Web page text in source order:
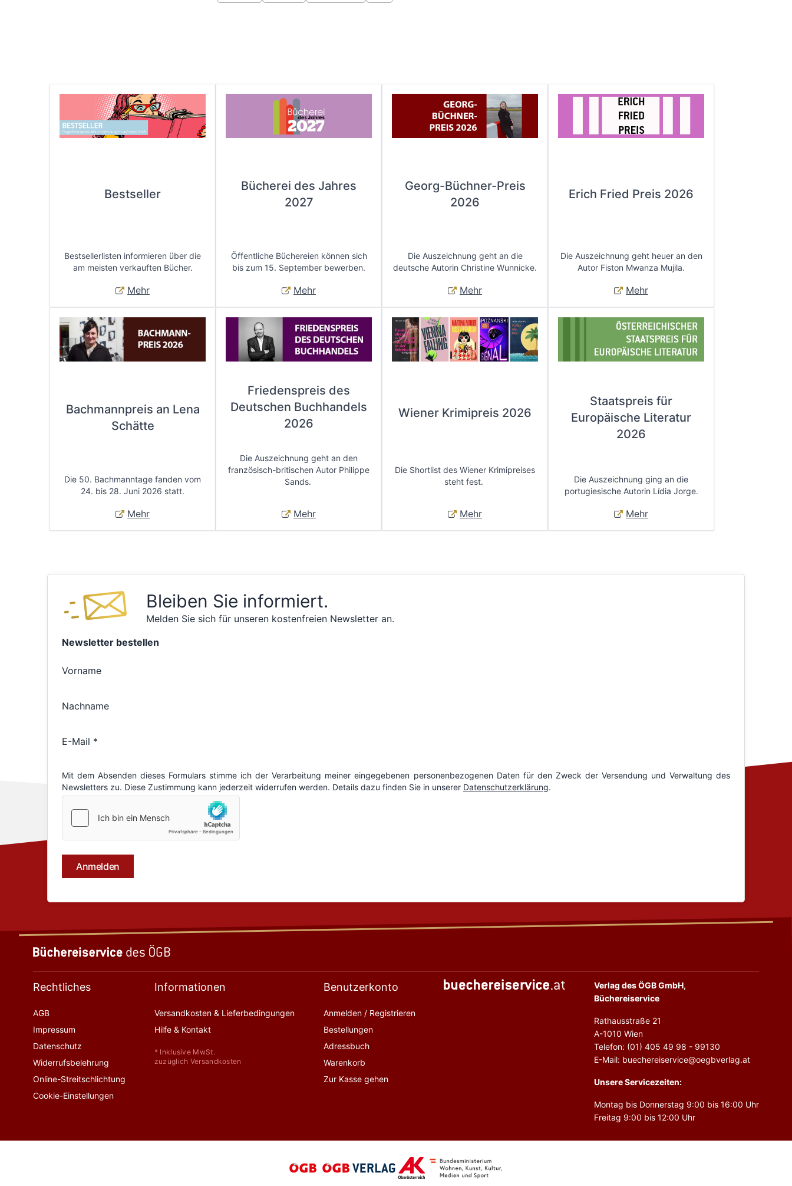
Bestseller
Bestsellerlisten informieren über die
am meisten verkauften Bücher.
Mehr
Bücherei des Jahres
2027
Öffentliche Büchereien können sich
bis zum 15. September bewerben.
Mehr
Georg-Büchner-Preis
2026
Die Auszeichnung geht an die
deutsche Autorin Christine Wunnicke.
Mehr
Erich Fried Preis 2026
Die Auszeichnung geht heuer an den
Autor Fiston Mwanza Mujila.
Mehr
Bachmannpreis an Lena
Schätte
Die 50. Bachmanntage fanden vom
24. bis 28. Juni 2026 statt.
Mehr
Friedenspreis des
Deutschen Buchhandels
2026
Die Auszeichnung geht an den
französisch-britischen Autor Philippe
Sands.
Mehr
Wiener Krimipreis 2026
Die Shortlist des Wiener Krimipreises
steht fest.
Mehr
Staatspreis für
Europäische Literatur
2026
Die Auszeichnung ging an die
portugiesische Autorin Lídia Jorge.
Mehr
Bleiben Sie informiert.
Melden Sie sich für unseren kostenfreien Newsletter an.
Rechtliches
AGB
Impressum
Datenschutz
Widerrufsbelehrung
Online-Streitschlichtung
Cookie-Einstellungen
Informationen
Versandkosten & Lieferbedingungen
Hilfe & Kontakt
* Inklusive MwSt.
zuzüglich Versandkosten
Benutzerkonto
Anmelden / Registrieren
Bestellungen
Adressbuch
Warenkorb
Zur Kasse gehen
Verlag des ÖGB GmbH,
Büchereiservice
Rathausstraße 21
A-1010 Wien
Telefon: (01) 405 49 98 - 99130
E-Mail: buechereiservice@oegbverlag.at
Unsere Servicezeiten:
Montag bis Donnerstag 9:00 bis 16:00 Uhr
Freitag 9:00 bis 12:00 Uhr